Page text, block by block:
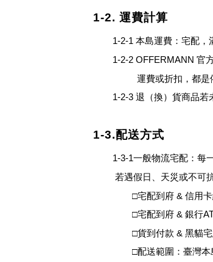
1-2. 運費計算
1-2-1本島運費：宅配，
1-2-2OFFERMANN官
運費或折扣，都是依
1-2-3退 （換）貨商品若
1-3.配送方式
1-3-1一般物流宅配：每
若遇假日、天災或不可
□宅配到府 &信用
□宅配到府 &銀行
□貨到付款 & 黑貓
□配送範圍：臺灣本